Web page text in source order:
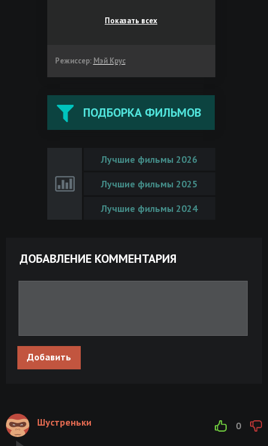
Показать всех
Режиссер: Мэй Крус
ПОДБОРКА ФИЛЬМОВ
Лучшие фильмы 2026
Лучшие фильмы 2025
Лучшие фильмы 2024
ДОБАВЛЕНИЕ КОММЕНТАРИЯ
Добавить
0
Шустреньки